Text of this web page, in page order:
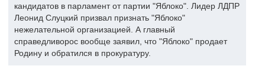
кандидатов в парламент от партии "Яблоко". Лидер ЛДПР
Леонид Слуцкий призвал признать "Яблоко"
нежелательной организацией. А главный
справедливорос вообще заявил, что "Яблоко" продает
Родину и обратился в прокуратуру.